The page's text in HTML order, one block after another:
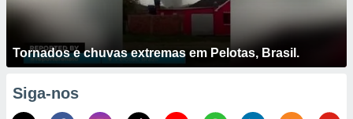
Tornados e chuvas extremas em Pelotas, Brasil.
Siga-nos